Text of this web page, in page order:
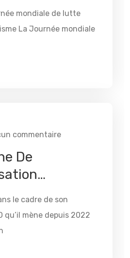
mondiale de lutte
La Journée mondiale
commentairesur
De
le cadre de son
qu’il mène depuis 2022